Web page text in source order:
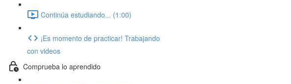
Continúa estudiando... (1:00)
¡Es momento de practicar! Trabajando
con videos
Comprueba lo aprendido